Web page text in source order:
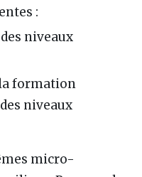
:
niveaux
formation
niveaux
micro-